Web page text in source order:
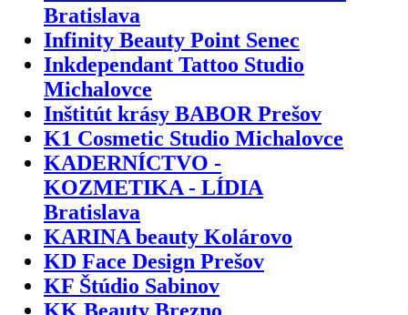
Bratislava
Infinity Beauty Point Senec
Inkdependant Tattoo Studio
Michalovce
Inštitút krásy BABOR Prešov
K1 Cosmetic Studio Michalovce
KADERNÍCTVO -
KOZMETIKA - LÍDIA
Bratislava
KARINA beauty Kolárovo
KD Face Design Prešov
KF Štúdio Sabinov